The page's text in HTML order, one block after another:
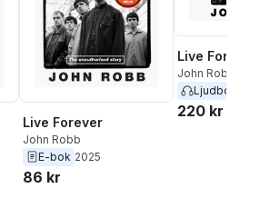
Live Forever
John Robb
E-bok 2025
86 kr
Live Forever
John Robb
Ljudbok
220 kr